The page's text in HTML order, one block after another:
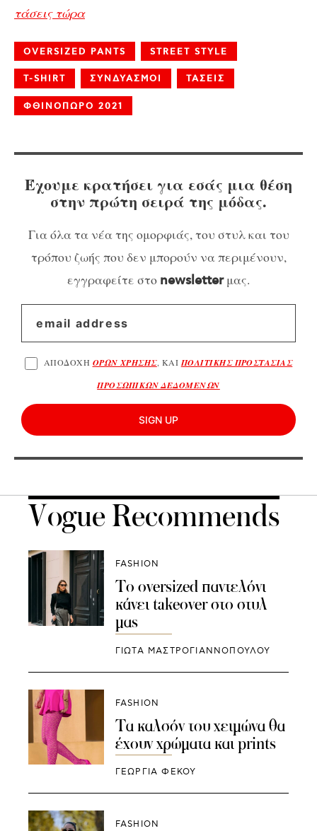
τάσεις τώρα
OVERSIZED PANTS STREET STYLE
T-SHIRT ΣΥΝΔΥΑΣΜΟΙ ΤΑΣΕΙΣ
ΦΘΙΝΟΠΩΡΟ 2021
Έχουμε κρατήσει για εσάς μια θέση
στην πρώτη σειρά της μόδας.
Για όλα τα νέα της ομορφιάς, του στυλ και του
τρόπου ζωής που δεν μπορούν να περιμένουν,
εγγραφείτε στο newsletterμας.
ΑΠΟΔΟΧΗ ΟΡΩΝ ΧΡΗΣΗΣ, ΚΑΙ ΠΟΛΙΤΙΚΗΣ ΠΡΟΣΤΑΣΙΑΣ
ΠΡΟΣΩΠΙΚΩΝ ΔΕΔΟΜΕΝΩΝ
SIGN UP
Vogue Recommends
FASHION
To oversized παντελόνι
κάνει takeover στο στυλ
μας
ΓΙΩΤΑ ΜΑΣΤΡΟΓΙΑΝΝΟΠΟΥΛΟΥ
FASHION
Τα καλσόν του χειμώνα θα
έχουν χρώματα και prints
ΓΕΩΡΓΙΑ ΦΕΚΟΥ
FASHION